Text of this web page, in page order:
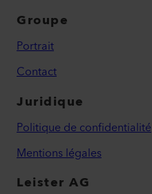
Groupe
Portrait
Contact
Juridique
Politique de confidentialité
Mentions légales
Leister AG